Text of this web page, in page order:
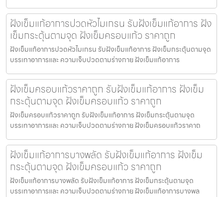
ฝังเข็มแก้อาการปวดหัวไมเกรน รับฝังเข็มแก้อาการ ฝัง
เข็มกระตุ้นตามจุด ฝังเข็มครอบแก้ว ราคาถูก
ฝังเข็มแก้อาการปวดหัวไมเกรน รับฝังเข็มแก้อาการ ฝังเข็มกระตุ้นตามจุด
บรรเทาอาการและ ความเจ็บปวดตามร่างกาย ฝังเข็มแก้อาการ
ฝังเข็มครอบแก้วราคาถูก รับฝังเข็มแก้อาการ ฝังเข็ม
กระตุ้นตามจุด ฝังเข็มครอบแก้ว ราคาถูก
ฝังเข็มครอบแก้วราคาถูก รับฝังเข็มแก้อาการ ฝังเข็มกระตุ้นตามจุด
บรรเทาอาการและ ความเจ็บปวดตามร่างกาย ฝังเข็มครอบแก้วราคาถ
ฝังเข็มแก้อาการบางพลัด รับฝังเข็มแก้อาการ ฝังเข็ม
กระตุ้นตามจุด ฝังเข็มครอบแก้ว ราคาถูก
ฝังเข็มแก้อาการบางพลัด รับฝังเข็มแก้อาการ ฝังเข็มกระตุ้นตามจุด
บรรเทาอาการและ ความเจ็บปวดตามร่างกาย ฝังเข็มแก้อาการบางพล